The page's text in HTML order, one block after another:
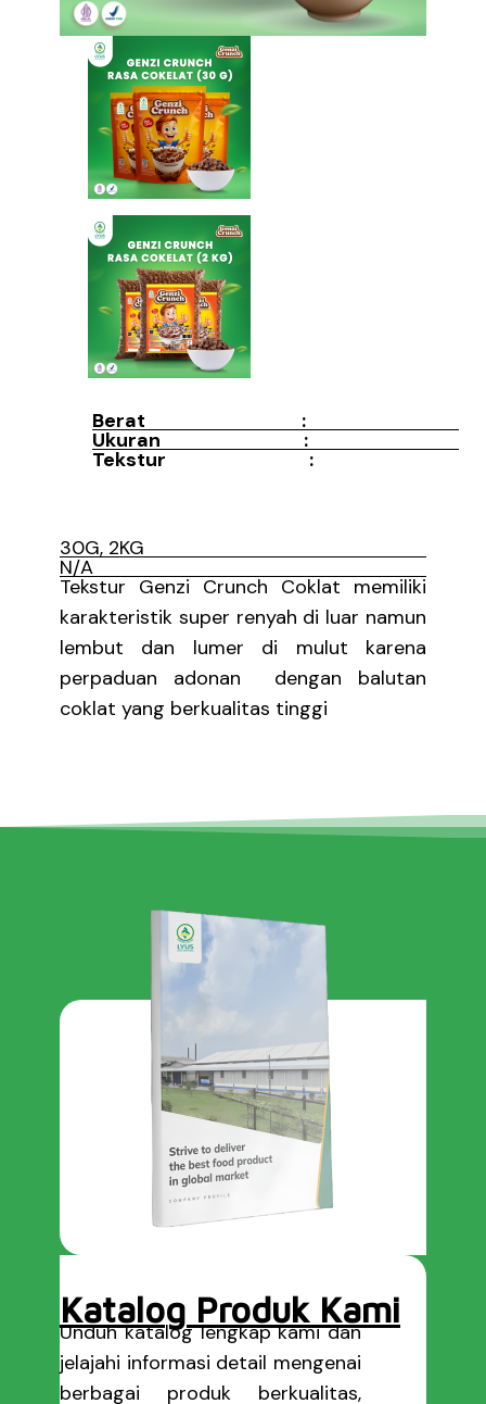
Berat :
Ukuran :
Tekstur :
30G, 2KG
N/A
Tekstur Genzi Crunch Coklat memiliki
karakteristik super renyah di luar namun
lembut dan lumer di mulut karena
perpaduan adonan dengan balutan
coklat yang berkualitas tinggi
Katalog Produk Kami
Unduh katalog lengkap kami dan
jelajahi informasi detail mengenai
berbagai produk berkualitas,